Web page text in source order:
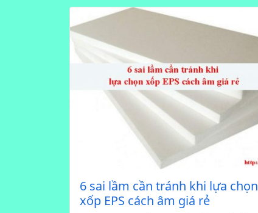
6 sai lầm cần tránh khi lựa chọn
xốp EPS cách âm giá rẻ